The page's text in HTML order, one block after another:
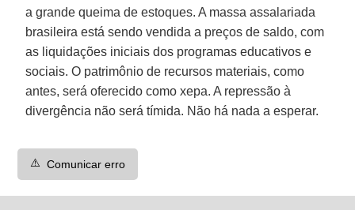
a grande queima de estoques. A massa assalariada
brasileira está sendo vendida a preços de saldo, com
as liquidações iniciais dos programas educativos e
sociais. O patrimônio de recursos materiais, como
antes, será oferecido como xepa. A repressão à
divergência não será tímida. Não há nada a esperar.
⚠️ Comunicar erro